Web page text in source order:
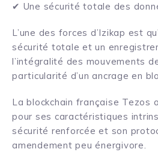
✔ Une sécurité totale des
L’une des forces d’Izikap est
sécurité totale et un
l’intégralité des mouvements
particularité d’un ancrage en
La blockchain française Tezos
pour ses caractéristiques
sécurité renforcée et son
amendement peu énergivore.